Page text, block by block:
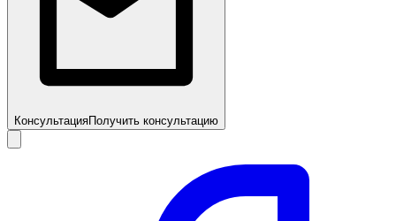
КонсультацияПолучить консультацию